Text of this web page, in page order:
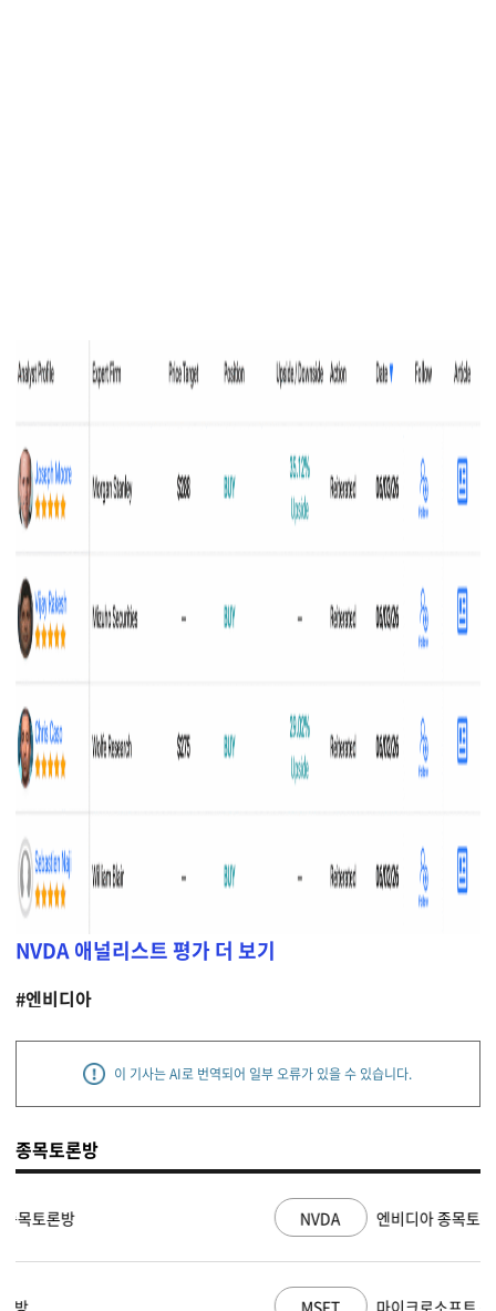
NVDA 애널리스트 평가 더 보기
#엔비디아
이 기사는 AI로 번역되어 일부 오류가 있을 수 있습니다.
종목토론방
NVDA
마이크로소프트 종목토론방